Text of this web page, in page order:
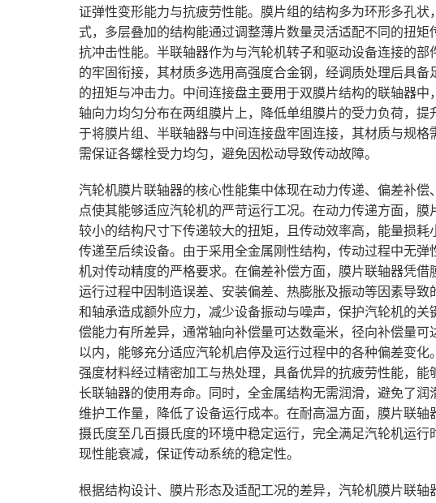
证弹性变形能力与抗疲劳性能。膜片组的结构多为环形多孔
式，多层叠加的结构能通过调整薄片数量灵活适配不同的扭
抗冲击性能。半联轴器作为与汽轮机转子和驱动设备连接的
的牢固衔接，其材质多选用高强度合金钢，经调质处理后具
的扭矩与冲击力。中间连接盘主要用于双膜片结构的联轴器
轴向力均匀分布在两组膜片上，降低单组膜片的受力负荷，
于将膜片组、半联轴器与中间连接盘牢固连接，其材质与规
需保证各螺栓受力均匀，避免因松动导致传动故障。
汽轮机膜片联轴器的核心性能集中体现在动力传递、偏差补
点使其能够适应汽轮机的严苛运行工况。在动力传递方面，
较小的结构尺寸下传递较大的扭矩，且传动效率高，能量损
传递至后续设备。由于采用全金属刚性结构，传动过程中无
机对传动精度的严格要求。在偏差补偿方面，膜片联轴器凭
运行过程中因制造误差、安装偏差、热膨胀及振动等因素导
和轴承造成额外应力，减少设备振动与噪声，保护汽轮机的
偿能力有所差异，通常轴向补偿量可达数毫米，径向补偿量
以内，能够充分适应汽轮机启停及运行过程中的各种偏差变
强度材料经过精密加工与热处理，具备优异的抗疲劳性能，
长联轴器的使用寿命。同时，全金属结构无需润滑，避免了
维护工作量，降低了设备运行成本。在耐高温方面，膜片联
摄氏度至几百摄氏度的环境中稳定运行，完全满足汽轮机运
现性能衰减，保证传动系统的稳定性。
根据结构设计、膜片形态及适配工况的差异，汽轮机膜片联